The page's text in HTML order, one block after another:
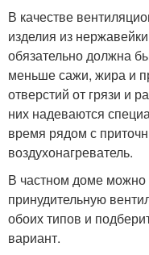
В качестве
изделия из
обязательно должна
меньше сажи, жира и
отверстий от грязи и
них надеваются
время рядом с
воздухонагреватель.
В частном доме можно
принудительную
обоих типов и
вариант.